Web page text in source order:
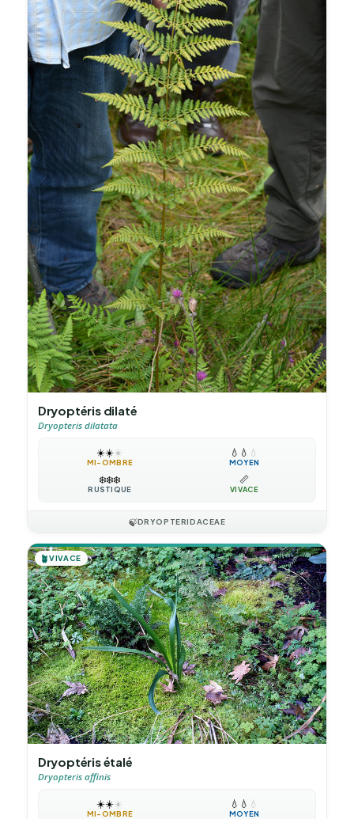
Dryoptéris dilaté
Dryopteris dilatata
☀️☀️☀️
MI-OMBRE
💧 💧 💧
MOYEN
❄️❄️❄️
RUSTIQUE
📏
VIVACE
🍃DRYOPTERIDACEAE
🪴VIVACE
Dryoptéris étalé
Dryopteris affinis
☀️☀️☀️
MI-OMBRE
💧 💧 💧
MOYEN